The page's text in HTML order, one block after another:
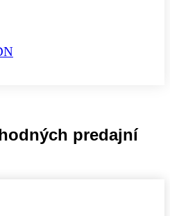
predajní